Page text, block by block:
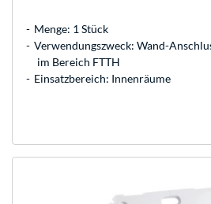
Menge: 1 Stück
Verwendungszweck: Wand-
im Bereich FTTH
Einsatzbereich: Innenräume